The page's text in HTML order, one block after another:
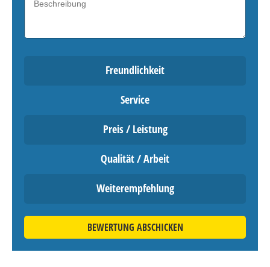
Freundlichkeit
Service
Preis / Leistung
Qualität / Arbeit
Weiterempfehlung
BEWERTUNG ABSCHICKEN